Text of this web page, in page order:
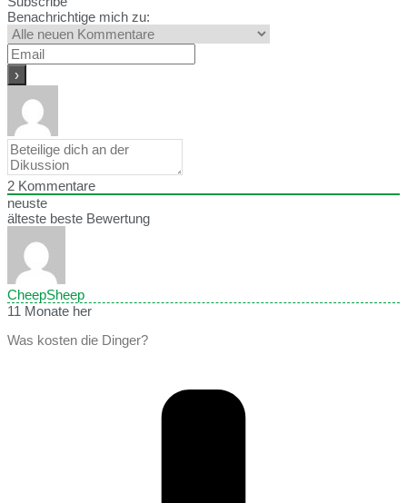
Benachrichtige mich zu:
2 Kommentare
neuste
älteste beste Bewertung
CheepSheep
11 Monate her
Was kosten die Dinger?